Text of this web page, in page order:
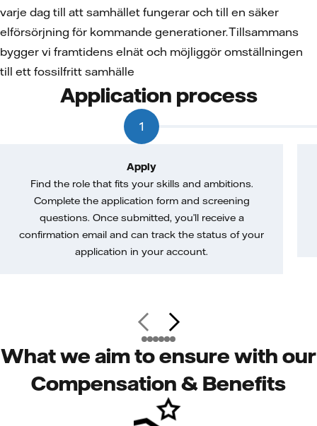
varje dag till att samhället fungerar och till en säker
elförsörjning för kommande generationer. Tillsammans
bygger vi framtidens elnät och möjliggör omställningen
till ett fossilfritt samhälle
Application process
1
Apply
Find the role that fits your skills and ambitions.
Complete the application form and screening
questions. Once submitted, you’ll receive a
confirmation email and can track the status of your
application in your account.
What we aim to ensure with our
Compensation & Benefits